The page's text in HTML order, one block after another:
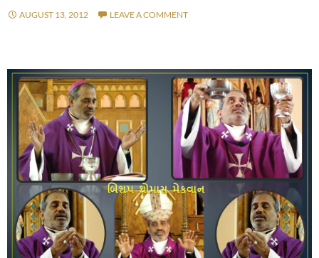
AUGUST 13, 2012 LEAVE A COMMENT